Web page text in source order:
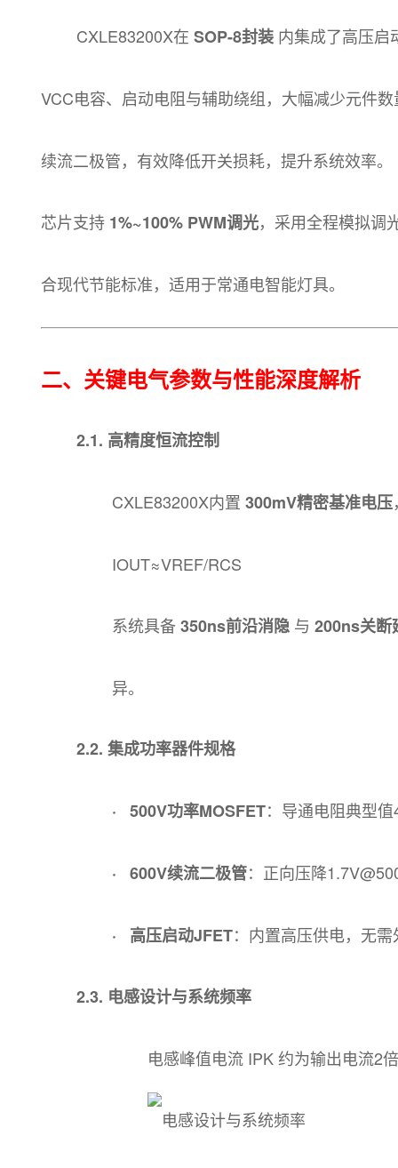
CXLE83200X在 SOP-8封装内集成了高压启
VCC电容、启动电阻与辅助绕组，大幅减少元件
续流二极管，有效降低开关损耗，提升系统效率。
芯片支持 1%~100% PWM调光，采用全程模拟调
合现代节能标准，适用于常通电智能灯具。
二、关键电气参数与性能深度解析
2.1. 高精度恒流控制
CXLE83200X内置 300mV精密基准电压
IOUT​≈​VREF​​/RCS
系统具备350ns前沿消隐与 200ns关断
异。
2.2. 集成功率器件规格
· 500V功率MOSFET：导通电阻典型
· 600V续流二极管：正向压降
· 高压启动JFET：内置高压供电，无
2.3. 电感设计与系统频率
电感峰值电流 IPK​ 约为输出电流2